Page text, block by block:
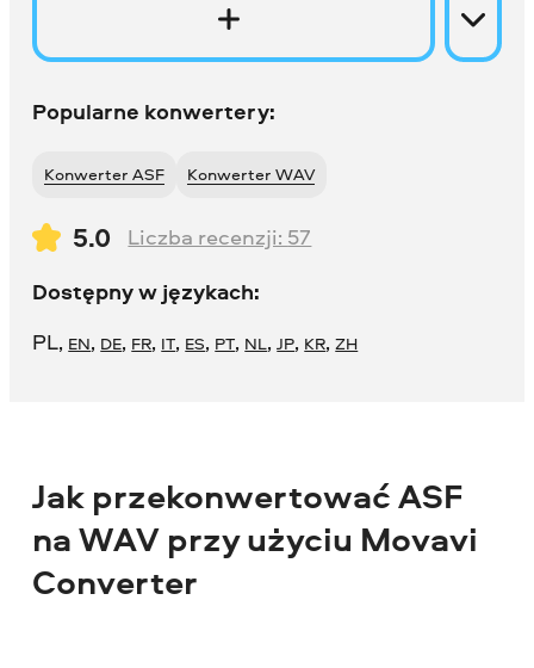
Popularne konwertery:
Konwerter ASF Konwerter WAV
5.0 Liczba recenzji: 57
Dostępny w językach:
PL, EN, DE, FR, IT, ES, PT, NL,JP, KR,ZH
Jak przekonwertować ASF
na WAV przy użyciu Movavi
Converter